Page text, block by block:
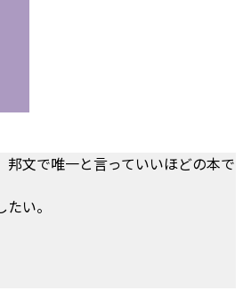
邦文で唯一と言っていいほどの本で
い。